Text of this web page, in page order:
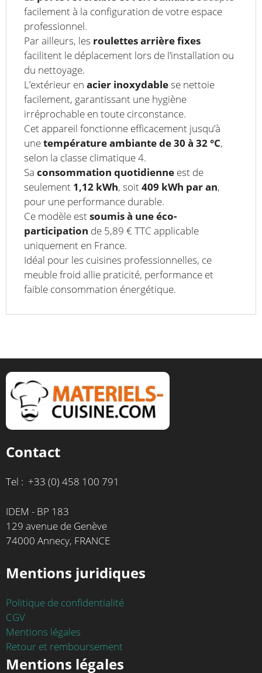
facilement à la configuration de votre espace
professionnel.
Par ailleurs, les roulettes arrière fixes
facilitent le déplacement lors de l’installation ou
du nettoyage.
L’extérieur en acier inoxydablese nettoie
facilement, garantissant une hygiène
irréprochable en toute circonstance.
Cet appareil fonctionne efficacement jusqu’à
unetempérature ambiante de 30 à 32 °C,
selon la classe climatique 4.
Sa consommation quotidienne est de
seulement 1,12 kWh, soit 409 kWh par an,
pour une performance durable.
Ce modèle est soumis à une éco-
participation de 5,89 € TTC applicable
uniquement en France.
Idéal pour les cuisines professionnelles, ce
meuble froid allie praticité, performance et
faible consommation énergétique.
Contact
Tel : +33 (0) 458 100 791
IDEM - BP 183
129 avenue de Genève
74000 Annecy, FRANCE
Mentions juridiques
Politique de confidentialité
CGV
Mentions légales
Retour et remboursement
Mentions légales